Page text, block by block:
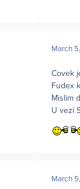
March
Covek
Fudex
Mislim
U vezi
March